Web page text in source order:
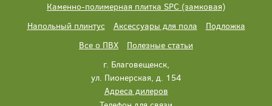
Каменно-полимерная плитка SPC (замковая)
Напольный плинтус
Аксессуары для пола
Подложка
Все о ПВХ
Полезные статьи
г. Благовещенск,
ул. Пионерская, д. 154
Адреса дилеров